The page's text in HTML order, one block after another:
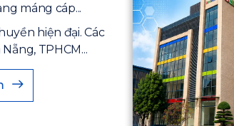
máng cáp...
hiện đại. Các
TPHCM...